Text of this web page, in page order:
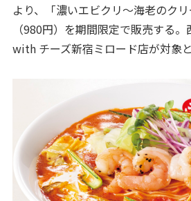
より、「濃いエビクリ～海老のクリ
（980円）を期間限定で販売する。
with チーズ新宿ミロード店が対象と